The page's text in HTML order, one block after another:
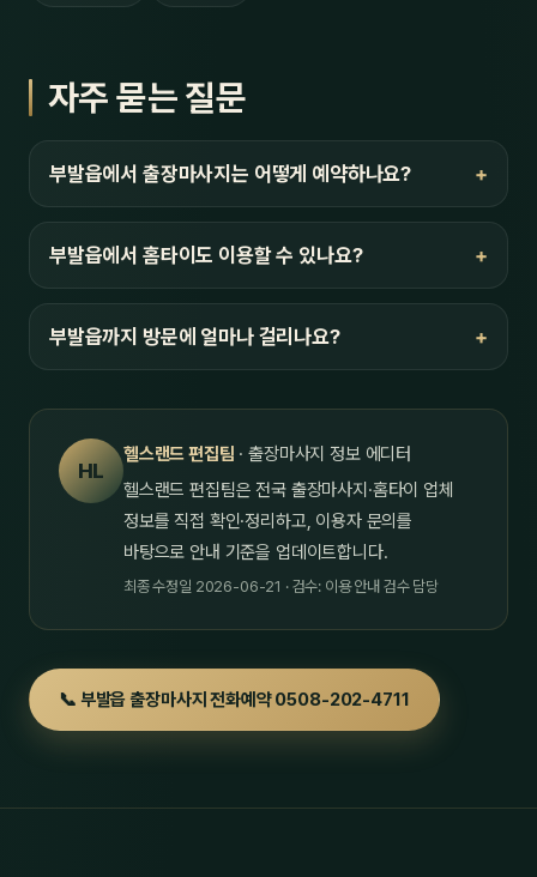
자주 묻는 질문
부발읍에서 출장마사지는 어떻게 예약하나요?
부발읍에서 홈타이도 이용할 수 있나요?
부발읍까지 방문에 얼마나 걸리나요?
HL
헬스랜드 편집팀 · 출장마사지 정보 에디터
헬스랜드 편집팀은 전국 출장마사지·홈타이 업체
정보를 직접 확인·정리하고, 이용자 문의를
바탕으로 안내 기준을 업데이트합니다.
최종 수정일 2026-06-21 · 검수: 이용 안내 검수 담당
📞 부발읍 출장마사지 전화예약 0508-202-4711